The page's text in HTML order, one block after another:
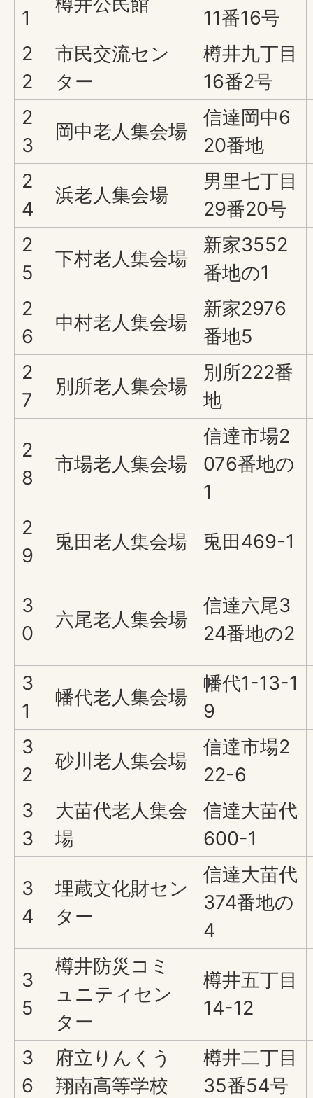
1
11番16号
2
2
市民交流セン
ター
樽井九丁目
16番2号
2
3
岡中老人集会場
信達岡中6
20番地
2
4
浜老人集会場
男里七丁目
29番20号
2
5
下村老人集会場
新家3552
番地の1
2
6
中村老人集会場
新家2976
番地5
2
7
別所老人集会場
別所222番
地
2
8
市場老人集会場
信達市場2
076番地の
1
2
9
兎田老人集会場 兎田469-1
3
0
六尾老人集会場
信達六尾3
24番地の2
3
1
幡代老人集会場
幡代1-13-1
9
3
2
砂川老人集会場
信達市場2
22-6
3
3
大苗代老人集会
場
信達大苗代
600-1
3
4
埋蔵文化財セン
ター
信達大苗代
374番地の
4
3
5
樽井防災コミ
ュニティセン
ター
樽井五丁目
14-12
3
6
府立りんくう
翔南高等学校
樽井二丁目
35番54号